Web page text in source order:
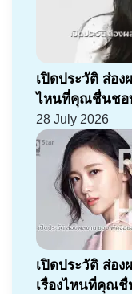
เปิดประวัติ ส่อง
ไหนที่คุณชื่นชอ
28 July 2026
เปิดประวัติ ส่อ
เรื่องไหนที่คุณ